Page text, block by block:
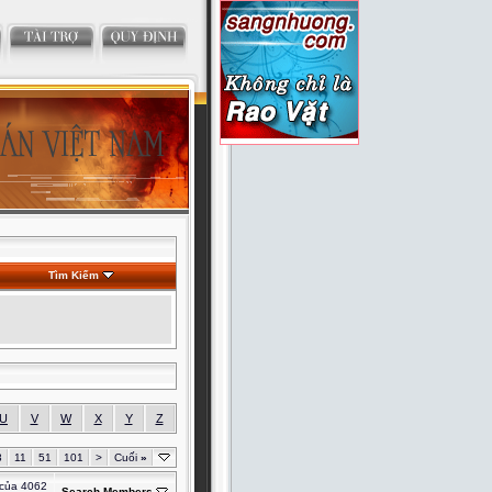
Tìm Kiếm
U V W X Y Z
11 51 101 > Cuối »
4062